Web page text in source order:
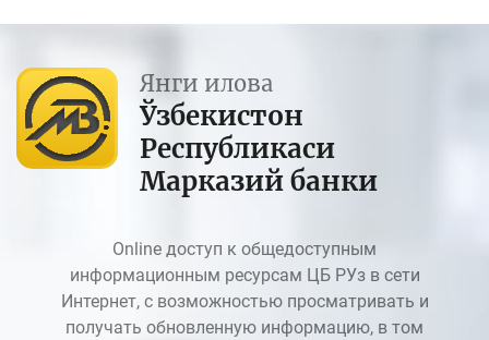
Янги илова
Ўзбекистон
Республикаси
Марказий банки
Online доступ к общедоступным
информационным ресурсам ЦБ РУз в сети
Интернет, с возможностью просматривать и
получать обновленную информацию, в том